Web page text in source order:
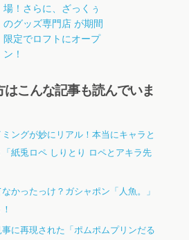
場！さらに、ざっくぅ
のグッズ専門店 が期間
限定でロフトにオープ
ン！
こんな記事も読んでいま
ングが妙にリアル！本当にキャラと
紙兎ロペ しりとり ロペとアキラ先
かったっけ？ガシャポン「人魚。」
に再現された「ポムポムプリンだる